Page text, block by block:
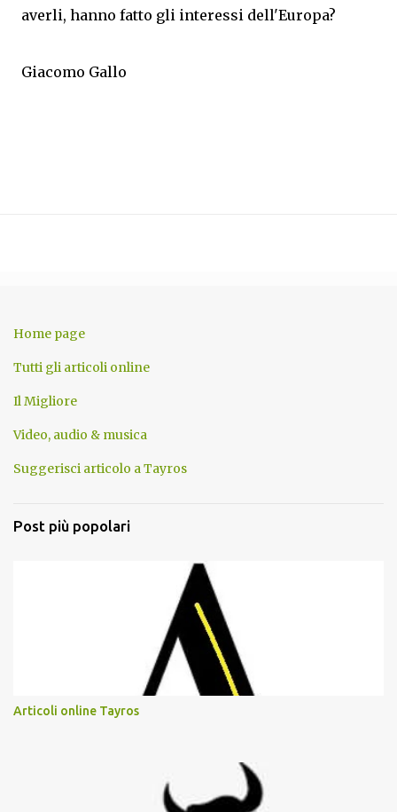
averli, hanno fatto gli interessi dell'Europa?
Giacomo Gallo
Home page
Tutti gli articoli online
Il Migliore
Video, audio & musica
Suggerisci articolo a Tayros
Post più popolari
Articoli online Tayros